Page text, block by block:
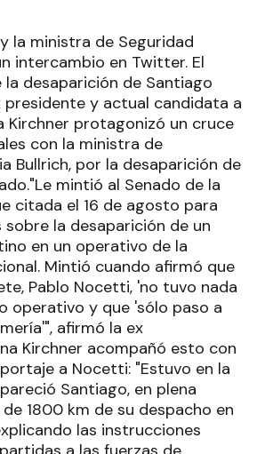
la ministra de Seguridad
intercambio en Twitter. El
desaparición de Santiago
presidente y actual candidata a
Kirchner protagonizó un cruce
con la ministra de
Bullrich, por la desaparición de
mintió al Senado de la
citada el 16 de agosto para
la desaparición de un
en un operativo de la
Mintió cuando afirmó que
Pablo Nocetti, 'no tuvo nada
operativo y que 'sólo paso a
afirmó la ex
Kirchner acompañó esto con
a Nocetti: "Estuvo en la
Santiago, en plena
1800 km de su despacho en
las instrucciones